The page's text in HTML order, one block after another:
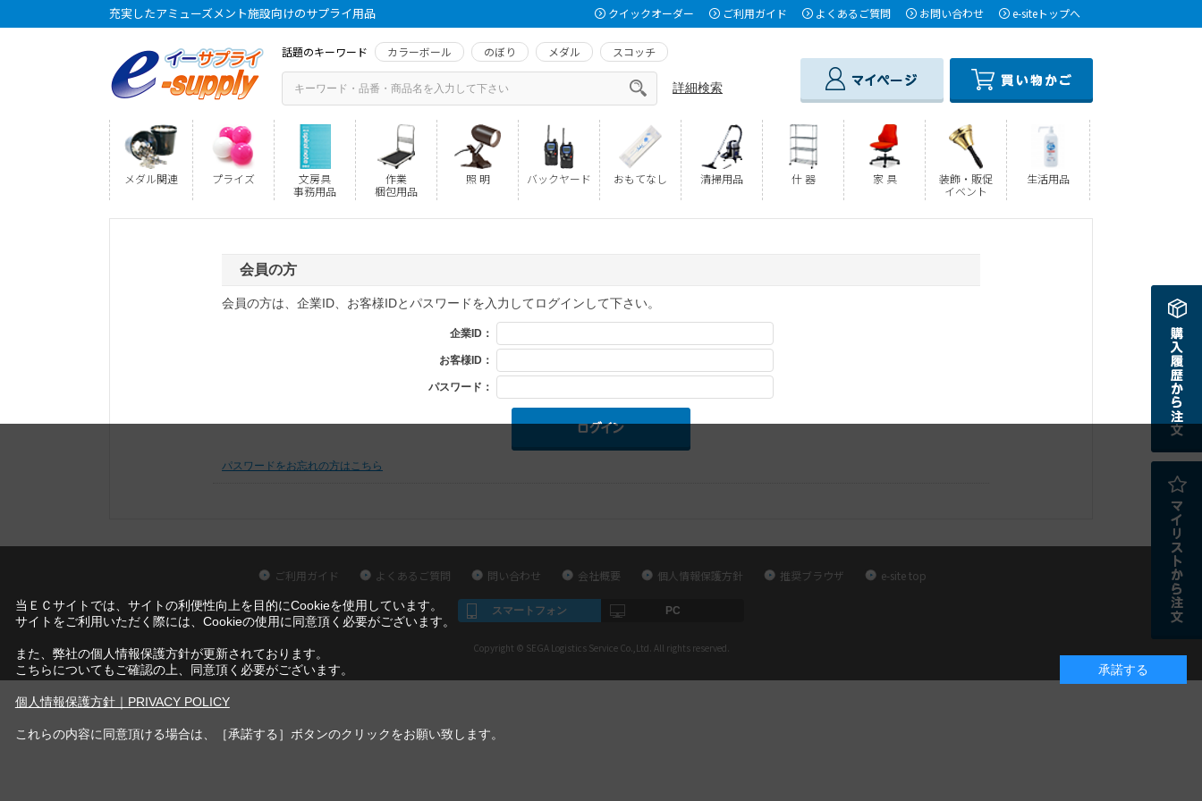
充実したアミューズメント施設向けのサプライ用品 クイックオーダー ご利用ガイド よくあるご質問 お問い合わせ e-siteトップへ
話題のキーワード カラーボール のぼり メダル スコッチ
詳細検索
メダル関連 プライズ
文房具
事務用品
作業
梱包用品
照 明 バックヤード おもてなし 清掃用品 什 器 家 具
装飾・販促
イベント
生活用品
会員の方
会員の方は、企業ID、お客様IDとパスワードを入力してログインして下さい。
企業ID：
お客様ID：
パスワード：
パスワードをお忘れの方はこちら
ご利用ガイド よくあるご質問 問い合わせ 会社概要 個人情報保護方針 推奨ブラウザ e-site top
スマートフォン PC
Copyright © SEGA Logistics Service Co.,Ltd. All rights reserved.
当ＥＣサイトでは、サイトの利便性向上を目的にCookieを使用しています。
サイトをご利用いただく際には、Cookieの使用に同意頂く必要がございます。
また、弊社の個人情報保護方針が更新されております。
こちらについてもご確認の上、同意頂く必要がございます。
個人情報保護方針｜PRIVACY POLICY
これらの内容に同意頂ける場合は、［承諾する］ボタンのクリックをお願い致します。
承諾する